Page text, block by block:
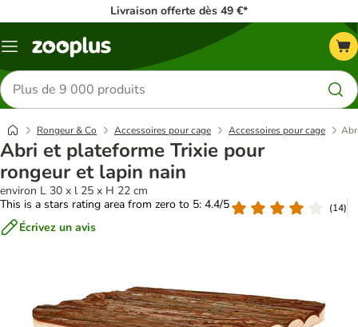
Livraison offerte dès 49 €*
Menu
Rechercher
des
produits
Rongeur & Co Accessoires pour cage Accessoires pour cage
Abri et plateforme Trixie pour
rongeur et lapin nain
environ L 30 x l 25 x H 22 cm
This is a stars rating area from zero to 5: 4.4/5
(14)
Écrivez un avis